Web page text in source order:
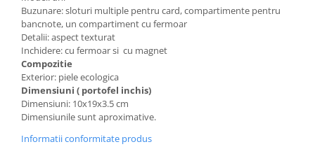
Buzunare: sloturi multiple pentru card, compartimente pentru
bancnote, un compartiment cu fermoar
Detalii: aspect texturat
Inchidere: cu fermoar si cu magnet
Compozitie
Exterior: piele ecologica
Dimensiuni ( portofel inchis)
Dimensiuni: 10x19x3.5 cm
Dimensiunile sunt aproximative.
Informatii conformitate produs